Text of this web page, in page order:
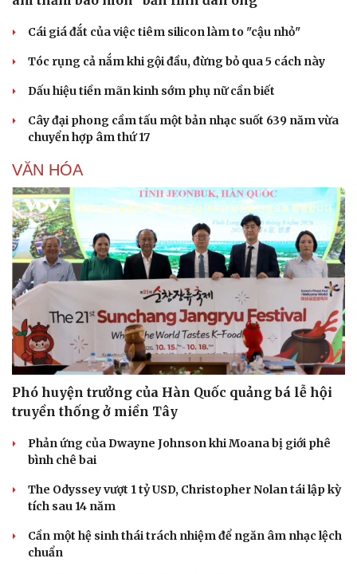
Cái giá đắt của việc tiêm silicon làm to "cậu nhỏ"
Tóc rụng cả nắm khi gội đầu, đừng bỏ qua 5 cách này
Dấu hiệu tiền mãn kinh sớm phụ nữ cần biết
Cây đại phong cầm tấu một bản nhạc suốt 639 năm vừa
chuyển hợp âm thứ 17
VĂN HÓA
Phó huyện trưởng của Hàn Quốc quảng bá lễ hội
truyền thống ở miền Tây
Phản ứng của Dwayne Johnson khi Moana bị giới phê
bình chê bai
The Odyssey vượt 1 tỷ USD, Christopher Nolan tái lập kỳ
tích sau 14 năm
Cần một hệ sinh thái trách nhiệm để ngăn âm nhạc lệch
chuẩn